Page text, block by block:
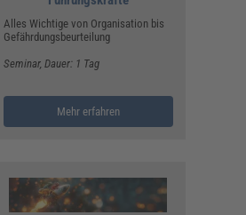
Alles Wichtige von Organisation bis
Gefährdungsbeurteilung
Seminar, Dauer: 1 Tag
Mehr erfahren